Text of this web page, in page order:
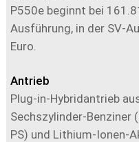
P550e beginnt bei
Ausführung, in der SV-
Euro.
Antrieb
Plug-in-Hybridantrieb
Sechszylinder-Benziner
PS) und Lithium-Ionen-